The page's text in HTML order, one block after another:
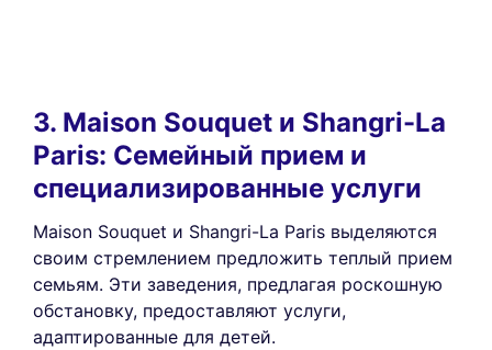
3. Maison Souquet и Shangri-La
Paris: Семейный прием и
специализированные услуги
Maison Souquet и Shangri-La Paris выделяются
своим стремлением предложить теплый прием
семьям. Эти заведения, предлагая роскошную
обстановку, предоставляют услуги,
адаптированные для детей.